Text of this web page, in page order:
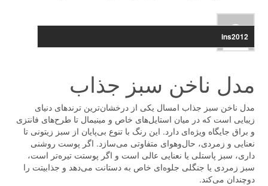
ins2012
مدل ناخن سبز جذاب
مدل ناخن سبز جذاب امسال یکی از درخشان‌ترین ترندهای دنیای
زیبایی است که در میان استایل‌های خاص و مینیمال تا طرح‌های فانتزی
و براق جایگاه ویژه‌ای دارد. این رنگ با تنوع بی‌پایان از سبز زیتونی تا
نعنایی و زمردی، حال‌و‌هوای متفاوتی می‌سازد. اگر پوست روشنی
داری، سبز پاستلی یا نعنایی عالی است و اگر پوستت تیره‌تر است،
سبز زمردی یا جنگلی جلوه‌ای خاص به دستانت می‌دهد و جذابیتت را
دوچندان می‌کند.